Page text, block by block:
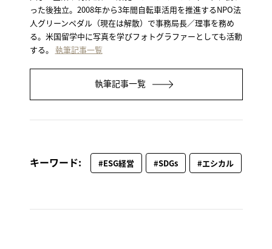
った後独立。2008年から3年間自転車活用を推進するNPO法
人グリーンペダル（現在は解散）で事務局長／理事を務め
る。米国留学中に写真を学びフォトグラファーとしても活動
する。 執筆記事一覧
執筆記事一覧
キーワード: #ESG経営 #SDGs #エシカル